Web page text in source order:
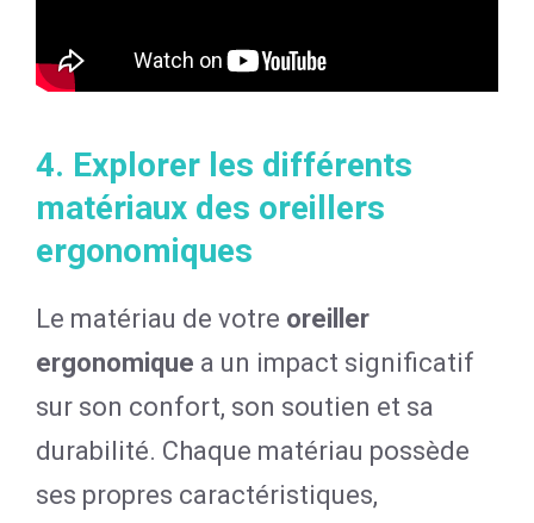
4. Explorer les différents
matériaux des oreillers
ergonomiques
Le matériau de votre oreiller
ergonomique a un impact significatif
sur son confort, son soutien et sa
durabilité. Chaque matériau possède
ses propres caractéristiques,